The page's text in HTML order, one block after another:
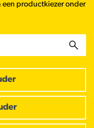
een productkiezer onder